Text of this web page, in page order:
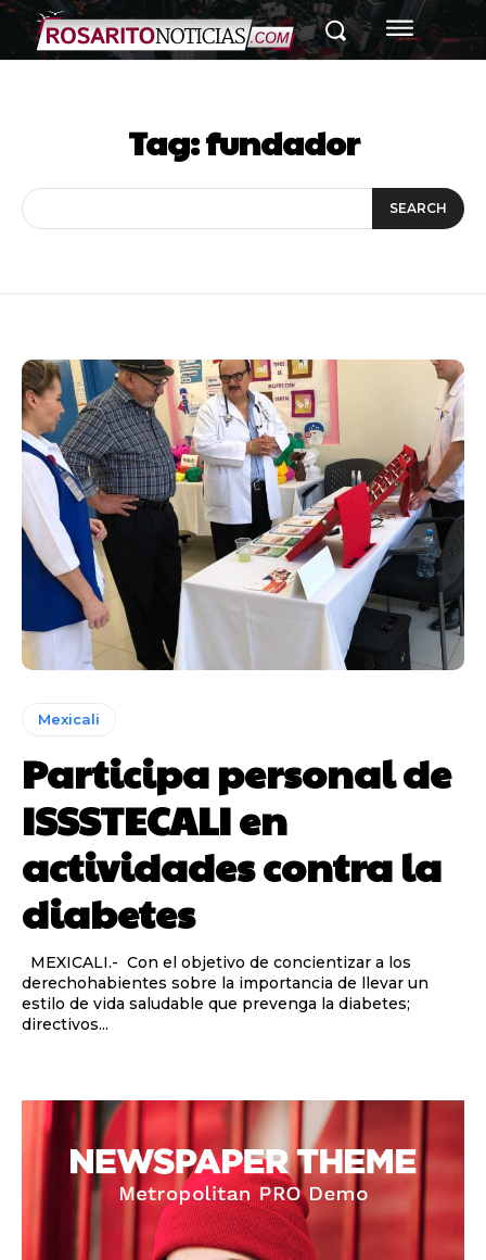
Tag:fundador
SEARCH
Mexicali
Participa personal de
ISSSTECALI en
actividades contra la
diabetes
derechohabientes sobre la importancia de llevar un
estilo de vida saludable que prevenga la diabetes;
directivos...